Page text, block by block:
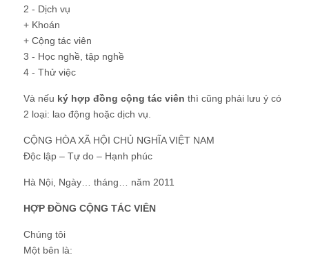
2 - Dịch vụ
+ Khoán
+ Cộng tác viên
3 - Học nghề, tập nghề
4 - Thử việc
Và nếu ký hợp đồng cộng tác viên thì cũng phải lưu ý có
2 loại: lao động hoặc dịch vụ.
CỘNG HÒA XÃ HỘI CHỦ NGHĨA VIỆT NAM
Độc lập – Tự do – Hạnh phúc
Hà Nội, Ngày… tháng… năm 2011
HỢP ĐỒNG CỘNG TÁC VIÊN
Chúng tôi
Một bên là: